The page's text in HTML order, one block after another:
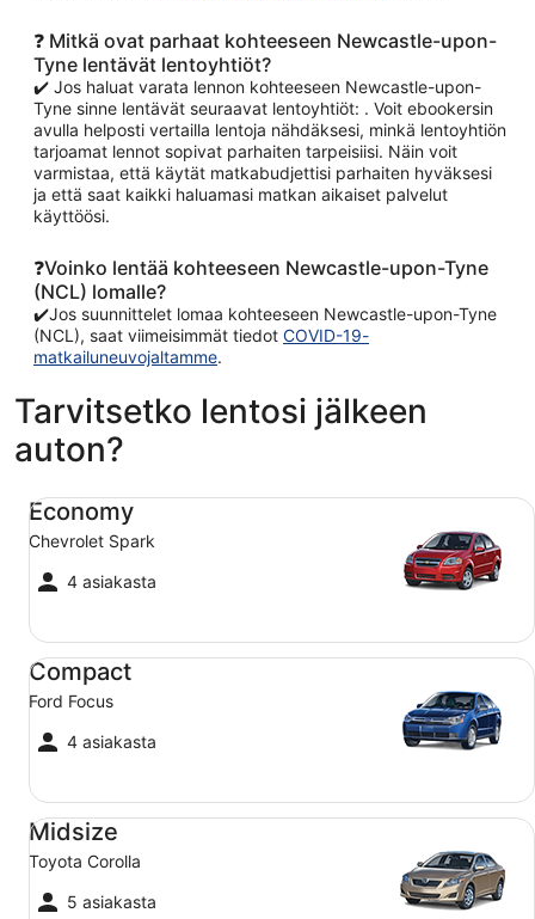
❓ Mitkä ovat parhaat kohteeseen Newcastle-upon-
Tyne lentävät lentoyhtiöt?
✔️ Jos haluat varata lennon kohteeseen Newcastle-upon-
Tyne sinne lentävät seuraavat lentoyhtiöt: . Voit ebookersin
avulla helposti vertailla lentoja nähdäksesi, minkä lentoyhtiön
tarjoamat lennot sopivat parhaiten tarpeisiisi. Näin voit
varmistaa, että käytät matkabudjettisi parhaiten hyväksesi
ja että saat kaikki haluamasi matkan aikaiset palvelut
käyttöösi.
❓Voinko lentää kohteeseen Newcastle-upon-Tyne
(NCL) lomalle?
✔️Jos suunnittelet lomaa kohteeseen Newcastle-upon-Tyne
(NCL), saat viimeisimmät tiedot COVID-19-
matkailuneuvojaltamme.
Tarvitsetko lentosi jälkeen
auton?
Economy
Chevrolet Spark
4 asiakasta
Economy Chevrolet Spark
Compact
Ford Focus
4 asiakasta
Compact Ford Focus
Midsize
Toyota Corolla
5 asiakasta
Midsize Toyota Corolla